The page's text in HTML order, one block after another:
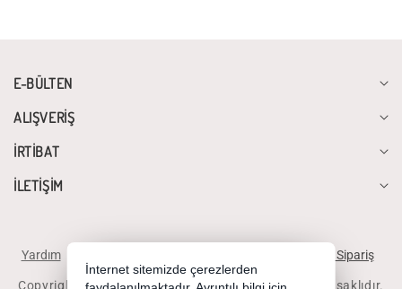
E-BÜLTEN
ALIŞVERİŞ
İRTİBAT
İLETİŞİM
Yardım Telefonla Sipariş
Copyright 2026 diyalogbilgisayar.com - Tüm hakları saklıdır.
İnternet sitemizde çerezlerden